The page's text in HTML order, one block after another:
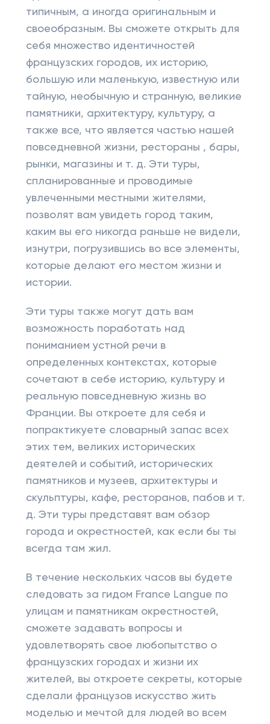
типичным, а иногда оригинальным и
своеобразным. Вы сможете открыть для
себя множество идентичностей
французских городов, их историю,
большую или маленькую, известную или
тайную, необычную и странную, великие
памятники, архитектуру, культуру, а
также все, что является частью нашей
повседневной жизни, рестораны , бары,
рынки, магазины и т. д. Эти туры,
спланированные и проводимые
увлеченными местными жителями,
позволят вам увидеть город таким,
каким вы его никогда раньше не видели,
изнутри, погрузившись во все элементы,
которые делают его местом жизни и
истории.
Эти туры также могут дать вам
возможность поработать над
пониманием устной речи в
определенных контекстах, которые
сочетают в себе историю, культуру и
реальную повседневную жизнь во
Франции. Вы откроете для себя и
попрактикуете словарный запас всех
этих тем, великих исторических
деятелей и событий, исторических
памятников и музеев, архитектуры и
скульптуры, кафе, ресторанов, пабов и т.
д. Эти туры представят вам обзор
города и окрестностей, как если бы ты
всегда там жил.
В течение нескольких часов вы будете
следовать за гидом France Langue по
улицам и памятникам окрестностей,
сможете задавать вопросы и
удовлетворять свое любопытство о
французских городах и жизни их
жителей, вы откроете секреты, которые
сделали французов искусство жить
моделью и мечтой для людей во всем